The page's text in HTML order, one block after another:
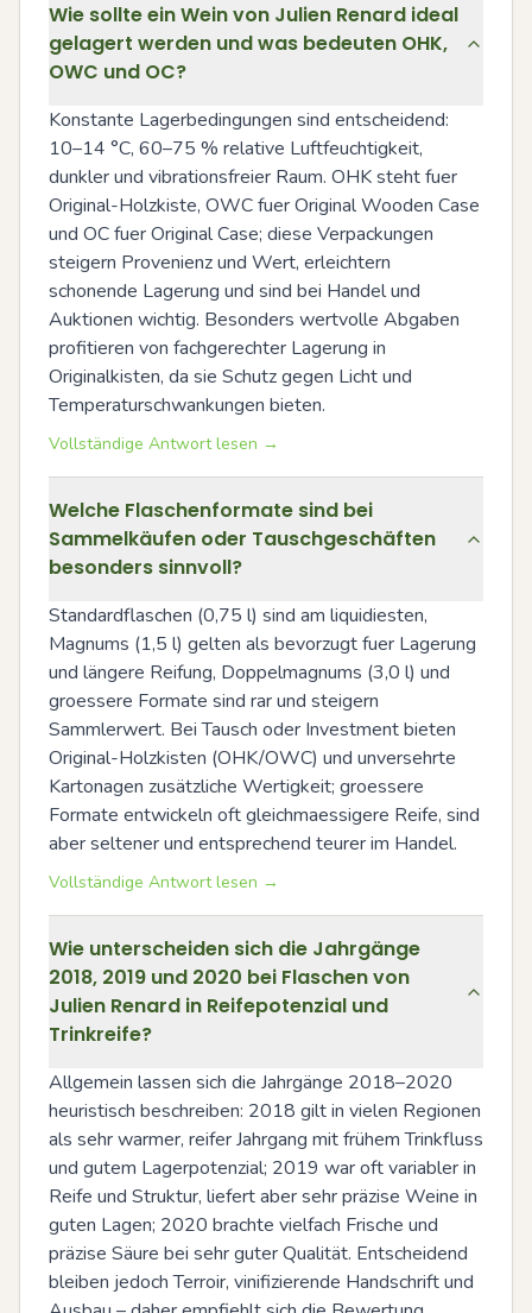
Wie sollte ein Wein von Julien Renard ideal
gelagert werden und was bedeuten OHK,
OWC und OC?
Konstante Lagerbedingungen sind entscheidend:
10–14 °C, 60–75 % relative Luftfeuchtigkeit,
dunkler und vibrationsfreier Raum. OHK steht fuer
Original-Holzkiste, OWC fuer Original Wooden Case
und OC fuer Original Case; diese Verpackungen
steigern Provenienz und Wert, erleichtern
schonende Lagerung und sind bei Handel und
Auktionen wichtig. Besonders wertvolle Abgaben
profitieren von fachgerechter Lagerung in
Originalkisten, da sie Schutz gegen Licht und
Temperaturschwankungen bieten.
Vollständige Antwort lesen →
Welche Flaschenformate sind bei
Sammelkäufen oder Tauschgeschäften
besonders sinnvoll?
Standardflaschen (0,75 l) sind am liquidiesten,
Magnums (1,5 l) gelten als bevorzugt fuer Lagerung
und längere Reifung, Doppelmagnums (3,0 l) und
groessere Formate sind rar und steigern
Sammlerwert. Bei Tausch oder Investment bieten
Original-Holzkisten (OHK/OWC) und unversehrte
Kartonagen zusätzliche Wertigkeit; groessere
Formate entwickeln oft gleichmaessigere Reife, sind
aber seltener und entsprechend teurer im Handel.
Vollständige Antwort lesen →
Wie unterscheiden sich die Jahrgänge
2018, 2019 und 2020 bei Flaschen von
Julien Renard in Reifepotenzial und
Trinkreife?
Allgemein lassen sich die Jahrgänge 2018–2020
heuristisch beschreiben: 2018 gilt in vielen Regionen
als sehr warmer, reifer Jahrgang mit frühem Trinkfluss
und gutem Lagerpotenzial; 2019 war oft variabler in
Reife und Struktur, liefert aber sehr präzise Weine in
guten Lagen; 2020 brachte vielfach Frische und
präzise Säure bei sehr guter Qualität. Entscheidend
bleiben jedoch Terroir, vinifizierende Handschrift und